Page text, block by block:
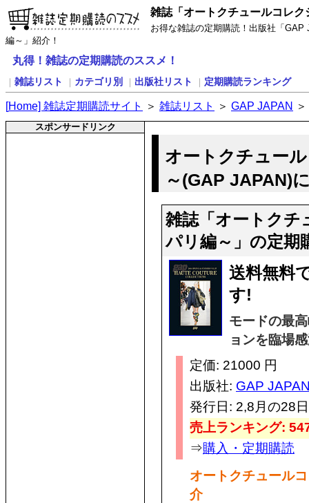
雑誌「オートクチュールコレ
お得な雑誌の定期購読！出版社「
編～」紹介！
丸得！雑誌の定期購読のススメ！
雑誌リスト カテゴリ別 出版社リスト 定期購読ランキング
[Home] 雑誌定期購読サイト ＞ 雑誌リスト ＞ GAP JAPAN ＞
スポンサードリンク
オートクチュー
～(GAP JAPAN)
雑誌「オートクチ
パリ編～」の定期
送料無料
す!
モードの最
ョンを臨場
定価: 21000 円
出版社: GAP
発行日: 2,8月の28日
売上ランキング:
⇒購入・定期購読
オートクチュール
介